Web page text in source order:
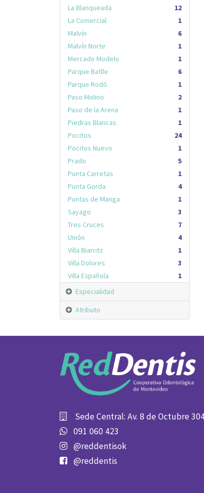
12
La Blanqueada
1
La Comercial
6
Malvín
1
Malvín Norte
1
Mercado Modelo
6
Parque Batlle
1
Parque Rodó
2
Paso Molino
1
Paso de la Arena
1
Piedras Blancas
24
Pocitos
1
Pocitos Nuevo
5
Prado
1
Punta Carretas
4
Punta Gorda
1
Puntas de Manga
3
Sayago
7
Tres Cruces
4
Unión
1
Villa Biarritz
3
Villa Dolores
1
Villa Española
Especialidad
Atributo
Sede Central: Av. 8 de Octubre
091 060 423
@reddentisok
@reddentis